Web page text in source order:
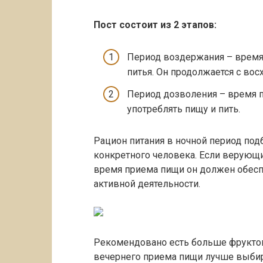
Пост состоит из 2 этапов:
Период воздержания –
питья. Он продолжается с
Период дозволения – время
употреблять пищу и пить.
Рацион питания в ночной период
конкретного человека. Если
время приема пищи он должен
активной деятельности.
Рекомендовано есть больше
вечернего приема пищи лучше